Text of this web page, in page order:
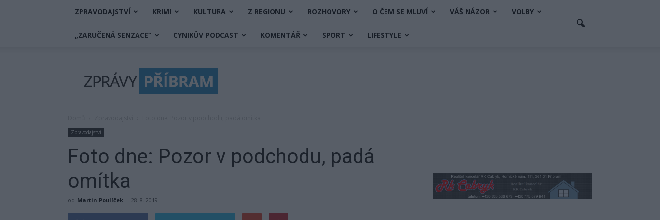
ZPRAVODAJSTVÍ KRIMI KULTURA Z REGIONU ROZHOVORY O ČEM SE MLUVÍ VÁŠ NÁZOR VOLBY
„ZARUČENÁ SENZACE“ CYNIKŮV PODCAST KOMENTÁŘ SPORT LIFESTYLE
Příbram
Zpravodajství
Foto dne: Pozor v podchodu, padá
omítka
od Martin Poulíček - 28. 8. 2019